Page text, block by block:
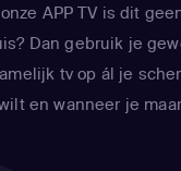
APP TV is dit
Dan gebruik je
tv op ál je
en wanneer je